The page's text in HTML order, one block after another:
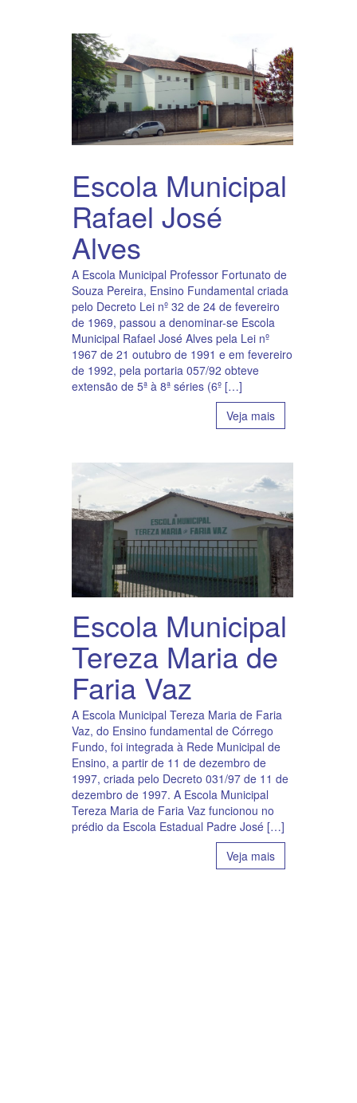
Escola Municipal
Rafael José
Alves
A Escola Municipal Professor Fortunato de
Souza Pereira, Ensino Fundamental criada
pelo Decreto Lei nº 32 de 24 de fevereiro
de 1969, passou a denominar-se Escola
Municipal Rafael José Alves pela Lei nº
1967 de 21 outubro de 1991 e em fevereiro
de 1992, pela portaria 057/92 obteve
extensão de 5ª à 8ª séries (6º […]
Veja mais
Escola Municipal
Tereza Maria de
Faria Vaz
A Escola Municipal Tereza Maria de Faria
Vaz, do Ensino fundamental de Córrego
Fundo, foi integrada à Rede Municipal de
Ensino, a partir de 11 de dezembro de
1997, criada pelo Decreto 031/97 de 11 de
dezembro de 1997. A Escola Municipal
Tereza Maria de Faria Vaz funcionou no
prédio da Escola Estadual Padre José […]
Veja mais